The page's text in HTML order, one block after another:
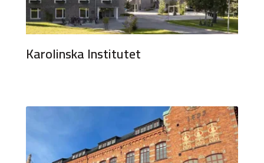
Karolinska Institutet